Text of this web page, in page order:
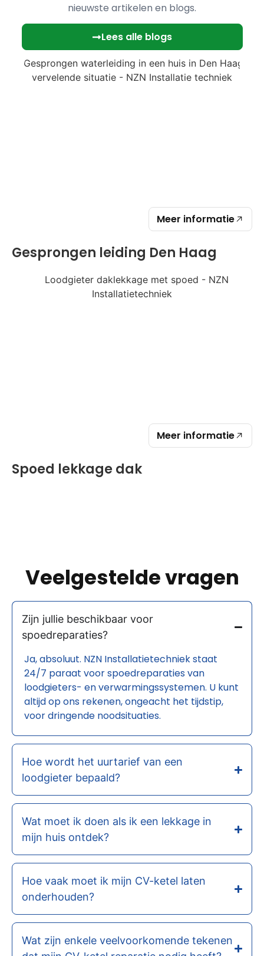
nieuwste artikelen en blogs.
Lees alle blogs
Gesprongen leiding Den Haag
Meer informatie
Spoed lekkage dak
Meer informatie
Veelgestelde vragen
Zijn jullie beschikbaar voor
spoedreparaties?
Ja, absoluut. NZN Installatietechniek staat
24/7 paraat voor spoedreparaties van
loodgieters- en verwarmingssystemen. U kunt
altijd op ons rekenen, ongeacht het tijdstip,
voor dringende noodsituaties.
Hoe wordt het uurtarief van een
loodgieter bepaald?
Wat moet ik doen als ik een lekkage in
mijn huis ontdek?
Hoe vaak moet ik mijn CV-ketel laten
onderhouden?
Wat zijn enkele veelvoorkomende tekenen